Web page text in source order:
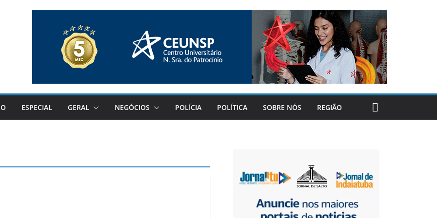
ESPECIAL GERAL NEGÓCIOS POLÍCIA POLÍTICA SOBRE NÓS REGIÃO